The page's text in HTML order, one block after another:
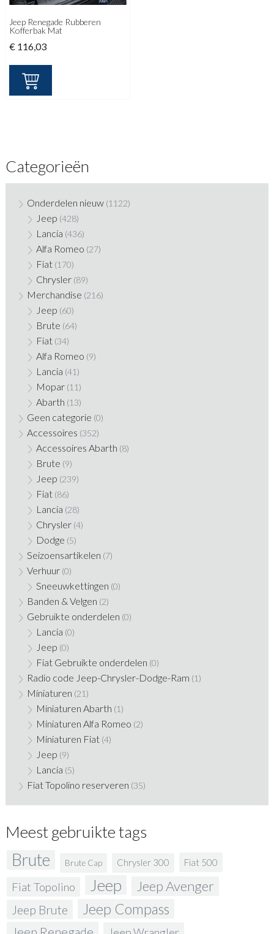
Jeep Renegade Rubberen
Kofferbak Mat
€ 116,03
Categorieën
Onderdelen nieuw (1122)
Jeep (428)
Lancia (436)
Alfa Romeo (27)
Fiat (170)
Chrysler (89)
Merchandise (216)
Jeep (60)
Brute (64)
Fiat (34)
Alfa Romeo (9)
Lancia (41)
Mopar (11)
Abarth (13)
Geen categorie (0)
Accessoires (352)
Accessoires Abarth (8)
Brute (9)
Jeep (239)
Fiat (86)
Lancia (28)
Chrysler (4)
Dodge (5)
Seizoensartikelen (7)
Verhuur (0)
Sneeuwkettingen (0)
Banden & Velgen (2)
Gebruikte onderdelen (0)
Lancia (0)
Jeep (0)
Fiat Gebruikte onderdelen (0)
Radio code Jeep-Chrysler-Dodge-Ram (1)
Miniaturen (21)
Miniaturen Abarth (1)
Miniaturen Alfa Romeo (2)
Miniaturen Fiat (4)
Jeep (9)
Lancia (5)
Fiat Topolino reserveren (35)
Meest gebruikte tags
Brute Brute Cap Chrysler 300 Fiat 500
Fiat Topolino Jeep Jeep Avenger
Jeep Brute Jeep Compass